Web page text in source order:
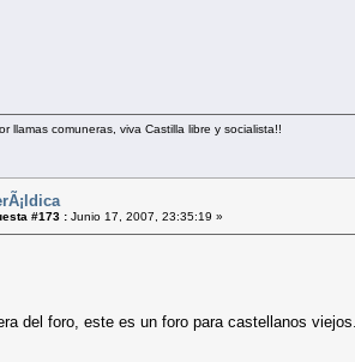
llamas comuneras, viva Castilla libre y socialista!!
#173 : Junio 17, 2007, 23:35:19 »
del foro, este es un foro para castellanos viejos.